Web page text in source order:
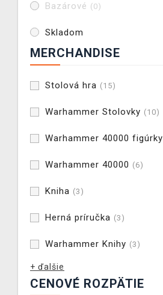
Bazárové (0)
Skladom
MERCHANDISE
Stolová hra (15)
Warhammer Stolovky (10)
Warhammer 40000 figúrky
Warhammer 40000 (6)
Kniha (3)
Herná príručka (3)
Warhammer Knihy (3)
+ ďalšie
CENOVÉ ROZPÄTIE